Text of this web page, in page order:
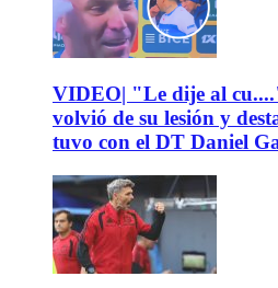
VIDEO| "Le dije al
volvió de su lesión y
tuvo con el DT Daniel